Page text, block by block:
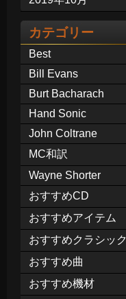
カテゴリー
Best
Bill Evans
Burt Bacharach
Hand Sonic
John Coltrane
MC和訳
Wayne Shorter
おすすめCD
おすすめアイテム
おすすめクラシック
おすすめ曲
おすすめ機材